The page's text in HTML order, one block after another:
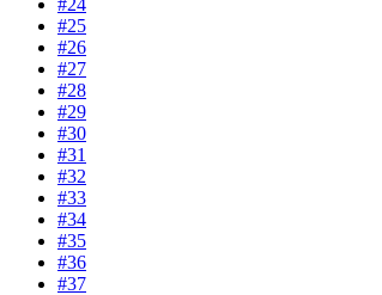
#24
#25
#26
#27
#28
#29
#30
#31
#32
#33
#34
#35
#36
#37